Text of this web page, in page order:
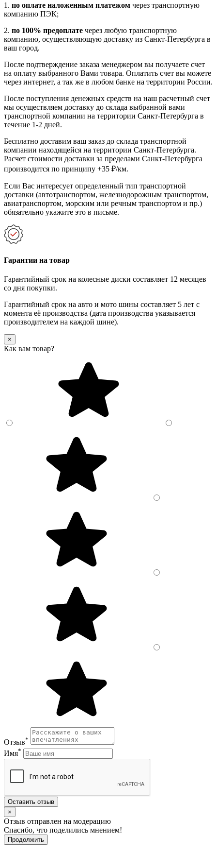
1. по оплате наложенным платежом через транспортную
компанию ПЭК;
2. по 100% предоплате через любую транспортную
компанию, осуществляющую доставку из Санкт-Петербурга в
ваш город.
После подтверждение заказа менеджером вы получаете счет
на оплату выбранного Вами товара. Оплатить счет вы можете
через интернет, а так же в любом банке на территории России.
После поступления денежных средств на наш расчетный счет
мы осуществляем доставку до склада выбранной вами
транспортной компании на территории Санкт-Петербурга в
течение 1-2 дней.
Бесплатно доставим ваш заказ до склада транспортной
компании находящейся на территории Санкт-Петербурга.
Расчет стоимости доставки за пределами Санкт-Петербурга
производится по принципу +35 ₽/км.
Если Вас интересует определенный тип транспортной
доставки (автотранспортом, железнодорожным транспортом,
авиатранспортом, морским или речным транспортом и пр.)
обязательно укажите это в письме.
Гарантии на товар
Гарантийный срок на колесные диски составляет 12 месяцев
со дня покупки.
Гарантийный срок на авто и мото шины составляет 5 лет с
момента её производства (дата производства указывается
производителем на каждой шине).
×
Как вам товар?
Отзыв*
Имя*
Оставить отзыв
×
Отзыв отправлен на модерацию
Спасибо, что поделились мнением!
Продолжить